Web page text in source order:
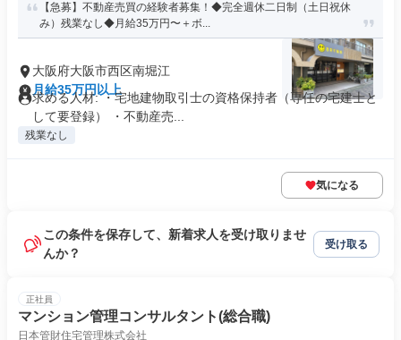
【急募】不動産売買の経験者募集！◆完全週休二日制（土日祝休
み）残業なし◆月給35万円〜＋ボ...
大阪府大阪市西区南堀江
月給35万円以上
求める人材: ・宅地建物取引士の資格保持者（専任の宅建士と
して要登録） ・不動産売...
残業なし
気になる
この条件を保存して、新着求人を受け取りませ
んか？
受け取る
正社員
マンション管理コンサルタント(総合職)
日本管財住宅管理株式会社